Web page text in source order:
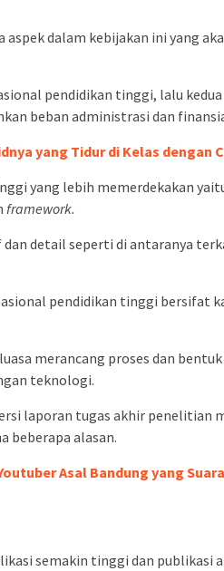
dalam kebijakan ini yang
pendidikan tinggi, lalu
beban administrasi dan
yang Tidur di Kelas dengan
yang lebih memerdekakan
framework.
detail seperti di antaranya
pendidikan tinggi bersifat
merancang proses dan
teknologi.
laporan tugas akhir penelitian
beberapa alasan.
Asal Bandung yang
semakin tinggi dan publikasi